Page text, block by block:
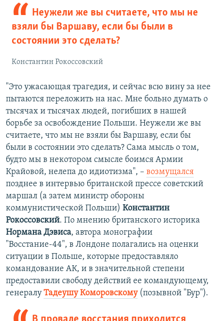
Неужели же вы считаете, что мы не
взяли бы Варшаву, если бы были в
состоянии это сделать?
Константин Рокоссовский
"Это ужасающая трагедия, и сейчас всю вину за нее
пытаются переложить на нас. Мне больно думать о
тысячах и тысячах людей, погибших в нашей
борьбе за освобождение Польши. Неужели же вы
считаете, что мы не взяли бы Варшаву, если бы
были в состоянии это сделать? Сама мысль о том,
будто мы в некотором смысле боимся Армии
Крайовой, нелепа до идиотизма", – возмущался
позднее в интервью британской прессе советский
маршал (а затем министр обороны
коммунистической Польши) Константин
Рокоссовский. По мнению британского историка
Нормана Дэвиса, автора монографии
"Восстание-44", в Лондоне полагались на оценки
ситуации в Польше, которые предоставляло
командование АК, и в значительной степени
предоставили свободу действий ее командующему,
генералу Тадеушу Коморовскому(позывной "Бур").